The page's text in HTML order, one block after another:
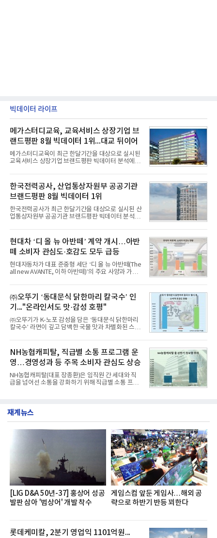
빅데이터 라이프
메가스터디교육, 교육서비스 상장기업 브
랜드평판 8월 빅데이터 1위...대교 뒤이어
메가스터디교육이 최근 한달기간을 대상으로 실시된
교육서비스 상장기업 브랜드평판 빅데이터 분석에서
일 한국기업평판연구소(소장 구창환)는 국내 교육서
비스 상장기업 브랜드를 대상으로 지난 7월 7일부터
8월 7일까지 수집된 소비자 빅데이터 10,074,233건
을 분석한 결과, 메가스터디교육이 브랜드평판지수
1,710,926을 기록하며 8월 1위에 올랐다고 밝혔다.
분석에 활용된 빅데이터는 지난 7월(9,491,206건) 대
비 6.14% 증가한 수치로, 교육서비스 상장기업 브랜
디교육, 대교, 디지
한국전력공사, 산업통상자원부 공공기관
브랜드평판 8월 빅데이터 1위
한국전력공사가 최근 한달기간을 대상으로 실시된 산
업통상자원부 공공기관 브랜드평판 빅데이터 분석에
이 순으로 뒤를 이었다.7일 한국기업평판연구소(소장
구창환)는 산업통상자원부 공공기관 41개 브랜드를
대상으로 지난 7월 7일부터 8월 7일까지 수집된 소비
자 빅데이터 91,102,549건을 분석한 결과, 한국전력
공사가 브랜드평판지수 10,670,633을 기록하며 8월
1위에 올랐다고 밝혔다. 분석에 활용된 빅데이터는 지
난 7월(88,893,823건) 대비 2.48% 증가한 수치다.연
수력원자력, 한국석
현대차 ‘디 올 뉴 아반떼’ 계약 개시…아반
떼 소비자 관심도·호감도 모두 급등
현대자동차가 대표 준중형 세단 ‘디 올 뉴 아반떼(The
all new AVANTE, 이하 아반떼)’의 주요 사양과 가격
떼는 6년 만에 선보이는 8세대 완전변경 모델로, ▲정
교한 선과 면을 중심으로 완성한 파격적인 디자인 ▲
과거 중형 세단 수준으로 확대된 차체 제원 ▲글로벌
최고 수준의 안전성 ▲성능과 효율을 동시에 높인 주
행 완성도 ▲첨단 편의 및 디지털 사양 적용 등을 통해
글로벌 준중형 세단의 새로운 기준을 세웠다.아반떼
는 가솔린 2.0과 1.6 하이브리드 두 가지 파워트레인
넘
㈜오뚜기 ‘동대문식 닭한마리 칼국수’ 인
기..."온라인서도 맛·감성 호평"
㈜오뚜기가 K-노포 감성을 담은 ‘동대문식 닭한마리
칼국수’ 라면이 깊고 담백한 국물 맛과 차별화된 스토
혔다.‘동대문식 닭한마리 칼국수’는 예상을 뛰어넘는
소비자 호응에 힘입어 지난 7월 13일 첫 선을 보인 지
단 18일 만에 누적 판매량 50만 개를 돌파하는 성과를
거두었다.이번 신제품은 개발진이 전국의 닭한마리
전문점을 직접 찾아 다니며 최적의 육수 비율을 완성
했다. 자극적이지 않으면서도 깊은 닭육수에 마늘의
개운한 풍미를 더했으며, 국물이 잘 배어들면서도 쫄
서도
NH농협캐피탈, 직급별 소통 프로그램 운
영…경영성과 등 주목 소비자 관심도 상승
NH농협캐피탈(대표 장종환)은 임직원 간 세대와 직
급을 넘어선 소통을 강화하기 위해 직급별 소통 프로
영지원부 홍보팀과 2026년 새로이(e)＊가 공동 주관
쳐 진행됐다.참고로 새로이(e)는 NH농협캐피탈 MZ
세대들로(과장~계장) 구성된 자율 참여조직으로, 조
직문화 혁신과 업무 효율성 향상을 위한 다양한 활동
을 추진하며,새로운 변화와 이로운 영향력을 조직전
반에 전파하는 역할
재계뉴스
[LIG D&A 50년-37] 홍상어 성공
발판 삼아 '범상어' 개발 착수
게임스컴 앞둔 게임사…해외 공
략으로 하반기 반등 꾀한다
롯데케미칼, 2분기 영업익 1101억원...